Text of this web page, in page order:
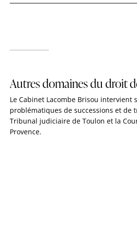
Autres domaines du droit
Le Cabinet Lacombe Brisou intervient
problématiques de successions et de
Tribunal judiciaire de Toulon et la
Provence.